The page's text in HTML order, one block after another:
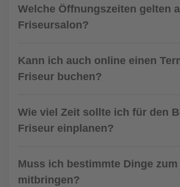
Welche Öffnungszeiten gelten
Friseursalon?
Kann ich auch online einen
Friseur buchen?
Wie viel Zeit sollte ich für den
Friseur einplanen?
Muss ich bestimmte Dinge
mitbringen?